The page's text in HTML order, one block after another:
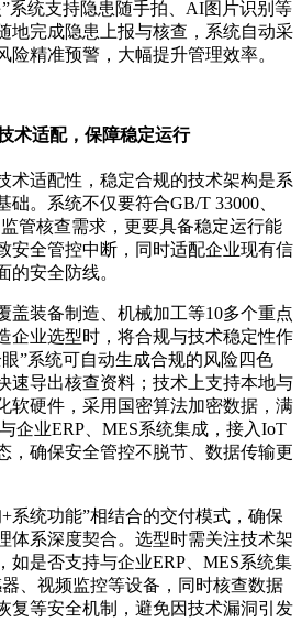
系统支持隐患随手拍、AI图片识别等
地完成隐患上报与核查，系统自动采
险精准预警，大幅提升管理效率。
术适配，保障稳定运行
术适配性，稳定合规的技术架构是系
。系统不仅要符合GB/T 33000、
管核查需求，更要具备稳定运行能
安全管控中断，同时适配企业现有信
的安全防线。
盖装备制造、机械加工等10多个重点
企业选型时，将合规与技术稳定性作
”系统可自动生成合规的风险四色
速导出核查资料；技术上支持本地与
软硬件，采用国密算法加密数据，满
企业ERP、MES系统集成，接入IoT
，确保安全管控不脱节、数据传输更
系统功能”相结合的交付模式，确保
体系深度契合。选型时需关注技术架
如是否支持与企业ERP、MES系统集
、视频监控等设备，同时核查数据
复等安全机制，避免因技术漏洞引发